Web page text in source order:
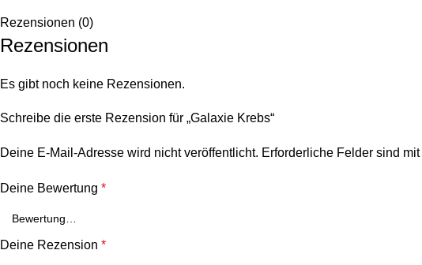
Rezensionen (0)
Rezensionen
Es gibt noch keine Rezensionen.
Schreibe die erste Rezension für „Galaxie Krebs“
Deine E-Mail-Adresse wird nicht veröffentlicht. Erforderliche Felder sind mit
Deine Bewertung *
Deine Rezension *